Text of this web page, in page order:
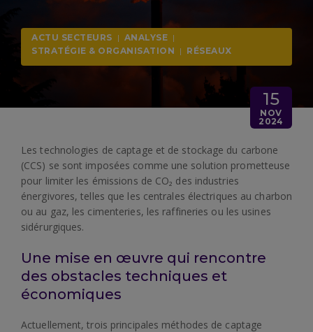
ACTU SECTEURS | ANALYSE |
STRATÉGIE & ORGANISATION | RÉSEAUX
15
NOV
2024
Les technologies de captage et de stockage du carbone
(CCS) se sont imposées comme une solution prometteuse
pour limiter les émissions de CO₂ des industries
énergivores, telles que les centrales électriques au charbon
ou au gaz, les cimenteries, les raffineries ou les usines
sidérurgiques.
Une mise en œuvre qui rencontre
des obstacles techniques et
économiques
Actuellement, trois principales méthodes de captage